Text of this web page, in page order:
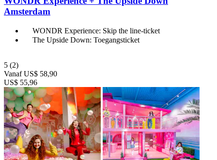
Amsterdam
WONDR Experience: Skip the line-ticket
The Upside Down: Toegangsticket
5 (2)
Vanaf US$ 58,90
US$ 55,96